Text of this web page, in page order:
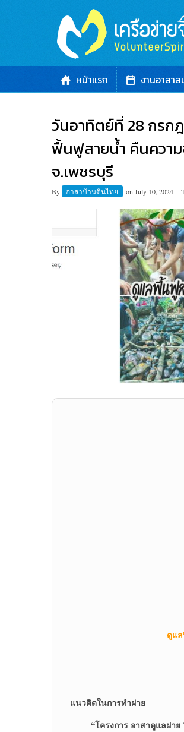
หน้าแรก งานอาสา
วันอาทิตย์ที่ 28 กรก
ฟื้นฟูสายน้ำ คืนความ
จ.เพชรบุรี
By อาสาบ้านดินไทย on July 10, 2024
ดูแ
แนวคิดในการทำฝาย
“โครงการ อาสาดูแลฝาย